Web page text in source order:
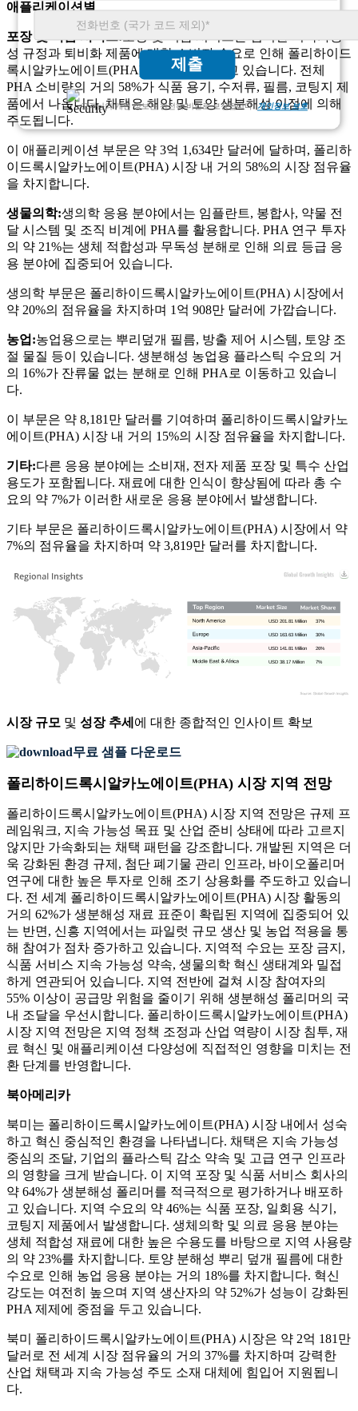
제출
고객님의 개인 정보는 완전히 비밀로 보장됩니다.개인정보 보호
애플리케이션별
포장 및 식품 서비스:
성 규정과 퇴비화 제품에 대한 소비자 수요로 인해 폴리하이드
록시알카노에이트(PHA) 시장을 지배하고 있습니다. 전체
PHA 소비량의 거의 58%가 식품 용기, 수저류, 필름, 코팅지 제
품에서 나옵니다. 채택은 해양 및 토양 생분해성 이점에 의해
주도됩니다.
이 애플리케이션 부문은 약 3억 1,634만 달러에 달하며, 폴리하
이드록시알카노에이트(PHA) 시장 내 거의 58%의 시장 점유율
을 차지합니다.
생물의학:생의학 응용 분야에서는 임플란트, 봉합사, 약물 전
달 시스템 및 조직 비계에 PHA를 활용합니다. PHA 연구 투자
의 약 21%는 생체 적합성과 무독성 분해로 인해 의료 등급 응
용 분야에 집중되어 있습니다.
생의학 부문은 폴리하이드록시알카노에이트(PHA) 시장에서
약 20%의 점유율을 차지하며 1억 908만 달러에 가깝습니다.
농업:농업용으로는 뿌리덮개 필름, 방출 제어 시스템, 토양 조
절 물질 등이 있습니다. 생분해성 농업용 플라스틱 수요의 거
의 16%가 잔류물 없는 분해로 인해 PHA로 이동하고 있습니
다.
이 부문은 약 8,181만 달러를 기여하며 폴리하이드록시알카노
에이트(PHA) 시장 내 거의 15%의 시장 점유율을 차지합니다.
기타:다른 응용 분야에는 소비재, 전자 제품 포장 및 특수 산업
용도가 포함됩니다. 재료에 대한 인식이 향상됨에 따라 총 수
요의 약 7%가 이러한 새로운 응용 분야에서 발생합니다.
기타 부문은 폴리하이드록시알카노에이트(PHA) 시장에서 약
7%의 점유율을 차지하며 약 3,819만 달러를 차지합니다.
7%
USD 38.17 Million
26%
USD 141.81 Million
30%
USD 163.63 Million
37%
USD 201.81 Million
시장 규모 및 성장 추세 에 대한 종합적인 인사이트 확보
무료 샘플 다운로드
폴리하이드록시알카노에이트(PHA) 시장 지역 전망
폴리하이드록시알카노에이트(PHA) 시장 지역 전망은 규제 프
레임워크, 지속 가능성 목표 및 산업 준비 상태에 따라 고르지
않지만 가속화되는 채택 패턴을 강조합니다. 개발된 지역은 더
욱 강화된 환경 규제, 첨단 폐기물 관리 인프라, 바이오폴리머
연구에 대한 높은 투자로 인해 조기 상용화를 주도하고 있습니
다. 전 세계 폴리하이드록시알카노에이트(PHA) 시장 활동의
거의 62%가 생분해성 재료 표준이 확립된 지역에 집중되어 있
는 반면, 신흥 지역에서는 파일럿 규모 생산 및 농업 적용을 통
해 참여가 점차 증가하고 있습니다. 지역적 수요는 포장 금지,
식품 서비스 지속 가능성 약속, 생물의학 혁신 생태계와 밀접
하게 연관되어 있습니다. 지역 전반에 걸쳐 시장 참여자의
55% 이상이 공급망 위험을 줄이기 위해 생분해성 폴리머의 국
내 조달을 우선시합니다. 폴리하이드록시알카노에이트(PHA)
시장 지역 전망은 지역 정책 조정과 산업 역량이 시장 침투, 재
료 혁신 및 애플리케이션 다양성에 직접적인 영향을 미치는 전
환 단계를 반영합니다.
북아메리카
북미는 폴리하이드록시알카노에이트(PHA) 시장 내에서 성숙
하고 혁신 중심적인 환경을 나타냅니다. 채택은 지속 가능성
중심의 조달, 기업의 플라스틱 감소 약속 및 고급 연구 인프라
의 영향을 크게 받습니다. 이 지역 포장 및 식품 서비스 회사의
약 64%가 생분해성 폴리머를 적극적으로 평가하거나 배포하
고 있습니다. 지역 수요의 약 46%는 식품 포장, 일회용 식기,
코팅지 제품에서 발생합니다. 생체의학 및 의료 응용 분야는
생체 적합성 재료에 대한 높은 수용도를 바탕으로 지역 사용량
의 약 23%를 차지합니다. 토양 분해성 뿌리 덮개 필름에 대한
수요로 인해 농업 응용 분야는 거의 18%를 차지합니다. 혁신
강도는 여전히 높으며 지역 생산자의 약 52%가 성능이 강화된
PHA 제제에 중점을 두고 있습니다.
북미 폴리하이드록시알카노에이트(PHA) 시장은 약 2억 181만
달러로 전 세계 시장 점유율의 거의 37%를 차지하며 강력한
산업 채택과 지속 가능성 주도 소재 대체에 힘입어 지원됩니
다.